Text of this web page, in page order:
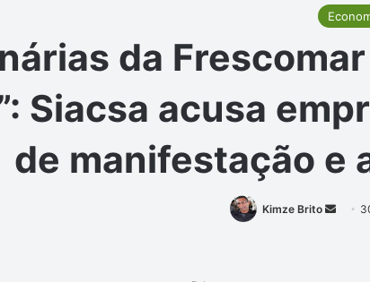
da
Siacsa acusa
de manifestação e
Kimze Brito
Mande